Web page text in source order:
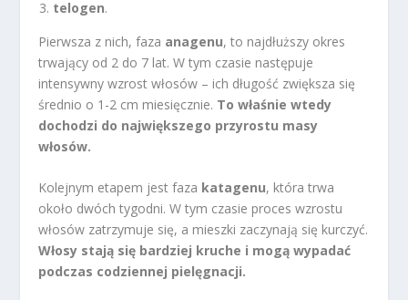
telogen.
Pierwsza z nich, faza anagenu, to najdłuższy okres
trwający od 2 do 7 lat. W tym czasie następuje
intensywny wzrost włosów – ich długość zwiększa się
średnio o 1-2 cm miesięcznie. To właśnie wtedy
dochodzi do największego przyrostu masy
włosów.
Kolejnym etapem jest faza katagenu, która trwa
około dwóch tygodni. W tym czasie proces wzrostu
włosów zatrzymuje się, a mieszki zaczynają się kurczyć.
Włosy stają się bardziej kruche i mogą wypadać
podczas codziennej pielęgnacji.